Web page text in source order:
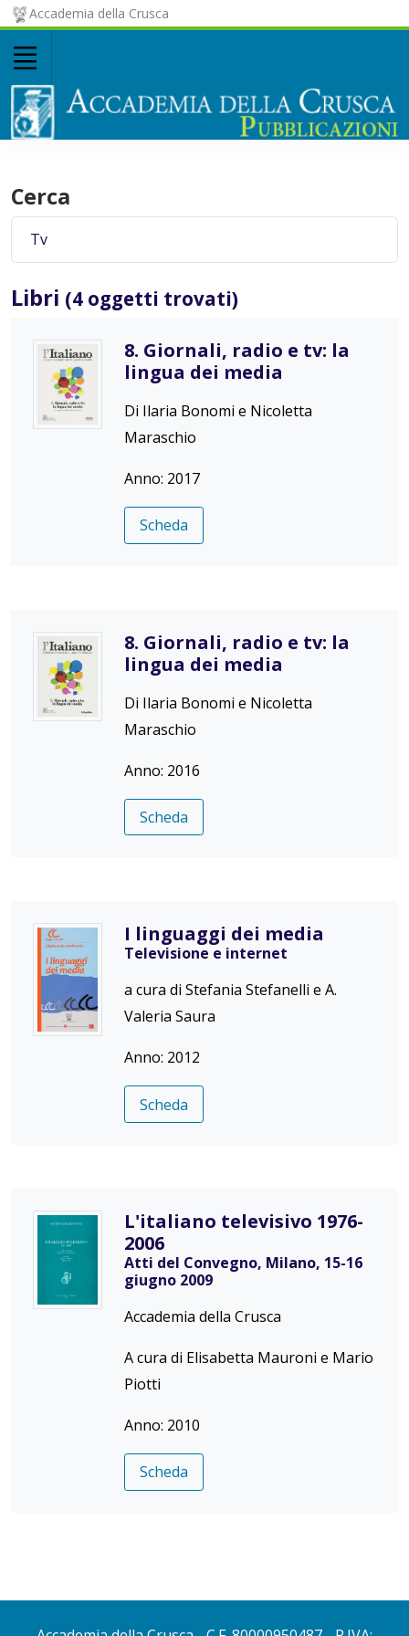
Accademia della Crusca
Cerca
Libri (4 oggetti trovati)
8. Giornali, radio e tv: la
lingua dei media
Di Ilaria Bonomi e Nicoletta
Maraschio
Anno: 2017
Scheda
8. Giornali, radio e tv: la
lingua dei media
Di Ilaria Bonomi e Nicoletta
Maraschio
Anno: 2016
Scheda
I linguaggi dei media
Televisione e internet
a cura di Stefania Stefanelli e A.
Valeria Saura
Anno: 2012
Scheda
L'italiano televisivo 1976-
2006
Atti del Convegno, Milano, 15-16
giugno 2009
Accademia della Crusca
A cura di Elisabetta Mauroni e Mario
Piotti
Anno: 2010
Scheda